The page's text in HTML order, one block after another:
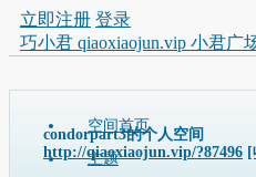
立即注册 登录
巧小君 qiaoxiaojun.vip 小君广
condorpart3的个人空间
http://qiaoxiaojun.vip/?87496 [
空间首页
主题